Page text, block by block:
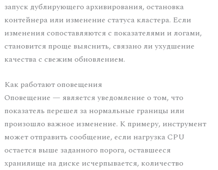
запуск дублирующего архивирования, остановка
контейнера или изменение статуса кластера. Если
изменения сопоставляются с показателями и логами,
становится проще выяснить, связано ли ухудшение
качества с свежим обновлением.
Как работают оповещения
Оповещение — является уведомление о том, что
показатель перешел за нормальные границы или
произошло важное изменение. К примеру, инструмент
может отправить сообщение, если нагрузка CPU
остается выше заданного порога, оставшееся
хранилище на диске исчерпывается, количество